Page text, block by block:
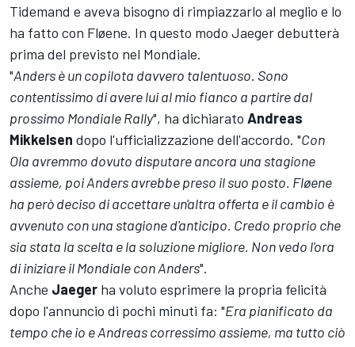
Tidemand e aveva bisogno di rimpiazzarlo al meglio e lo
ha fatto con Fløene. In questo modo Jaeger debutterà
prima del previsto nel Mondiale.
"Anders è un copilota davvero talentuoso. Sono
contentissimo di avere lui al mio fianco a partire dal
prossimo Mondiale Rally", ha dichiarato Andreas
Mikkelsen dopo l'ufficializzazione dell'accordo. "Con
Ola avremmo dovuto disputare ancora una stagione
assieme, poi Anders avrebbe preso il suo posto. Fløene
ha però deciso di accettare un'altra offerta e il cambio è
avvenuto con una stagione d'anticipo. Credo proprio che
sia stata la scelta e la soluzione migliore. Non vedo l'ora
di iniziare il Mondiale con Anders".
Anche Jaeger ha voluto esprimere la propria felicità
dopo l'annuncio di pochi minuti fa: "Era pianificato da
tempo che io e Andreas corressimo assieme, ma tutto ciò